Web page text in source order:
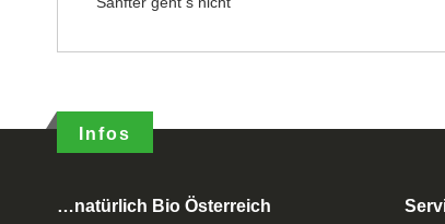
Infos
…natürlich Bio Österreich